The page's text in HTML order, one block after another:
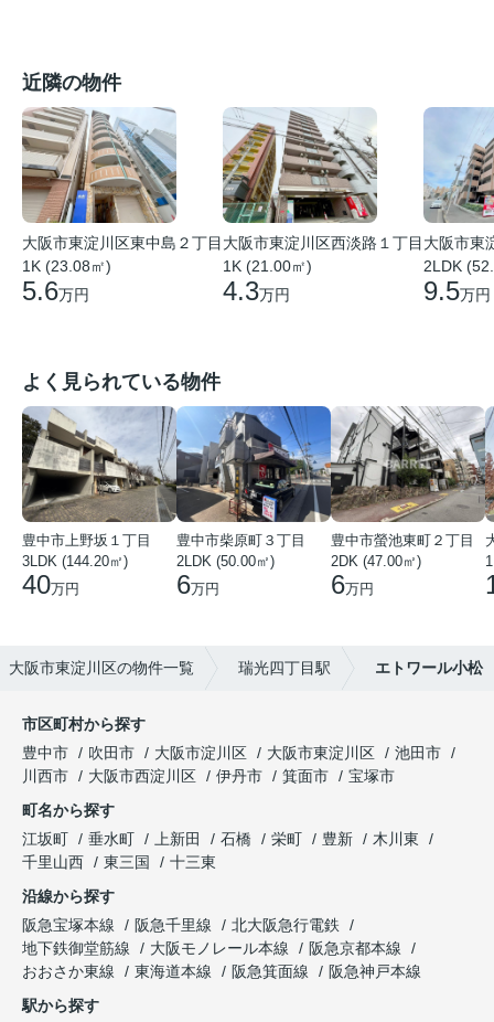
近隣の物件
大阪市東淀川区東中島２丁目
1K (23.08㎡)
5.6万円
大阪市東淀川区西淡路１丁目
1K (21.00㎡)
4.3万円
大阪市東
2LDK
9.5万円
よく見られている物件
豊中市上野坂１丁目
3LDK (144.20㎡)
40万円
豊中市柴原町３丁目
2LDK (50.00㎡)
6万円
豊中市螢池東町２丁目
2DK (47.00㎡)
6万円
大阪市東淀川区の物件一覧 瑞光四丁目駅 エトワール小松
市区町村から探す
豊中市
吹田市 大阪市淀川区 大阪市東淀川区
池田市
川西市
大阪市西淀川区 伊丹市 箕面市
宝塚市
町名から探す
江坂町
垂水町 上新田 石橋 栄町 豊新
木川東
千里山西
東三国
十三東
沿線から探す
阪急宝塚本線
阪急千里線
北大阪急行電鉄
地下鉄御堂筋線
大阪モノレール本線
阪急京都本線
おおさか東線
東海道本線 阪急箕面線
阪急神戸本線
駅から探す